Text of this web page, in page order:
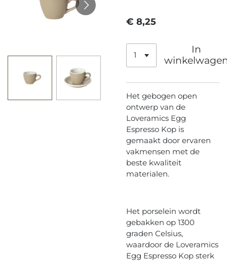
€ 8,25
In
Het gebogen open
ontwerp van de
Loveramics Egg
Espresso Kop is
gemaakt door ervaren
vakmensen met de
beste kwaliteit
materialen.
Het porselein wordt
gebakken op 1300
graden Celsius,
waardoor de Loveramics
Egg Espresso Kop sterk